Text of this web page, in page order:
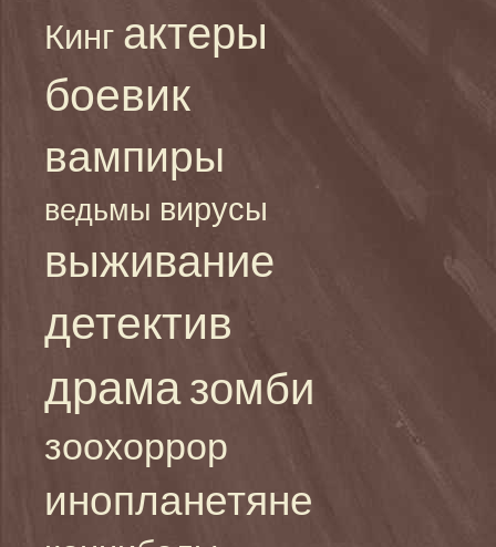
Кинг актеры
боевик
вампиры
ведьмы вирусы
выживание
детектив
драма зомби
зоохоррор
инопланетяне